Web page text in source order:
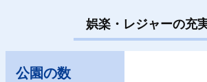
娯楽・レジャーの充
公園の数